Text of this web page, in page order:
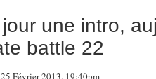
une intro,
battle 22
Février 2013, 19:40pm